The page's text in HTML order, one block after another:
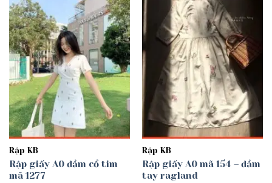
Add to
wishlist
Rập KB
Rập giấy A0 đầm cổ tim
mã 1277
wishlist
Rập KB
Rập giấy A0 mã 154 – đầm
tay ragland